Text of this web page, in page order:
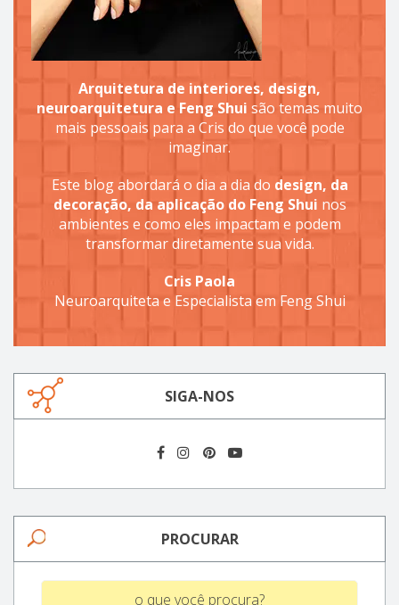
Arquitetura de interiores, design,
neuroarquitetura e Feng Shui são temas muito
mais pessoais para a Cris do que você pode
imaginar.
Este blog abordará o dia a dia do design, da
decoração, da aplicação do Feng Shui nos
ambientes e como eles impactam e podem
transformar diretamente sua vida.
Cris Paola
Neuroarquiteta e Especialista em Feng Shui
SIGA-NOS
PROCURAR